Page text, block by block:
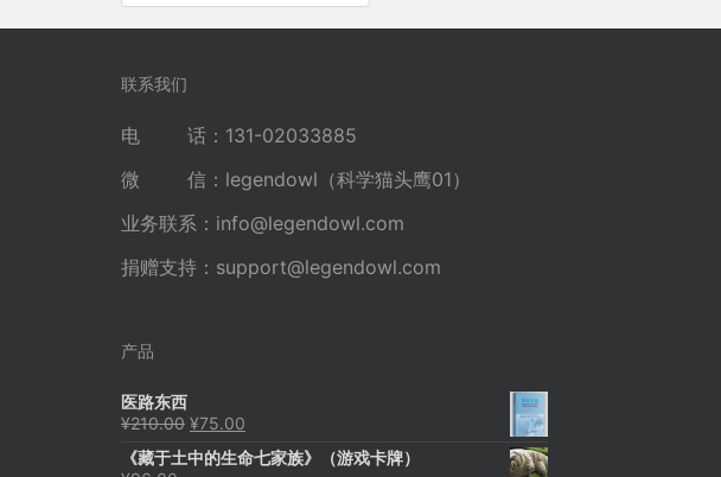
章
导
联系我们
电 话：131-02033885
微 信：legendowl（科学猫头鹰01）
业务联系： info@legendowl.com
捐赠支持： support@legendowl.com
产品
医路东西
¥210.00 原
为：
¥75.00
价
《藏于土中的生命七家族》（游戏卡牌）